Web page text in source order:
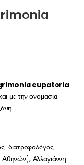
eupatoria
με την ονομασία
διατροφολόγος
Αλλαγιάννη